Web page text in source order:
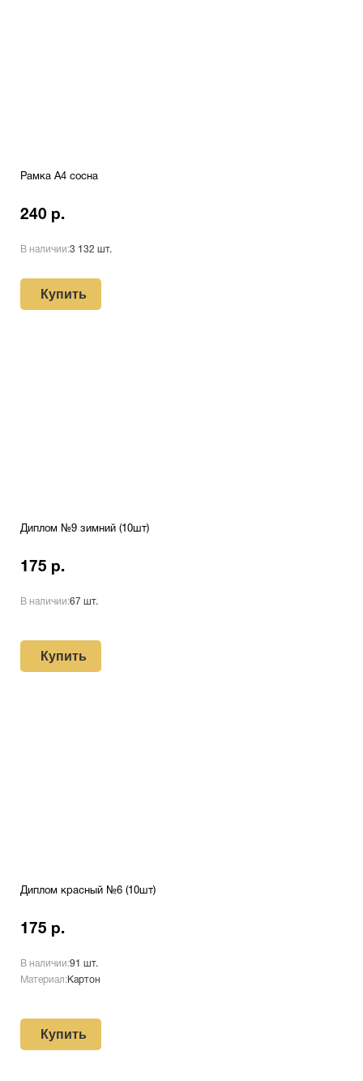
Рамка A4 сосна
240 р.
В наличии:3 132 шт.
Купить
Диплом №9 зимний (10шт)
175 р.
В наличии:67 шт.
Купить
Диплом красный №6 (10шт)
175 р.
В наличии:91 шт.
Материал:Картон
Купить